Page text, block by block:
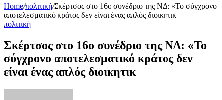
Home/πολιτική/Σκέρτσος στο 16ο συνέδριο της ΝΔ: «Το σύγχρονο
αποτελεσματικό κράτος δεν είναι ένας απλός διοικητικ
πολιτική
Σκέρτσος στο 16ο συνέδριο της ΝΔ: «Το
σύγχρονο αποτελεσματικό κράτος δεν
είναι ένας απλός διοικητικ